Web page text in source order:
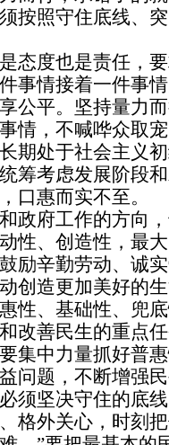
按照守住底线、
态度也是责任，
事情接着一件事
公平。坚持量力
情，不喊哗众取
期处于社会主义
筹考虑发展阶段
口惠而实不至。
政府工作的方向
性、创造性，最
励辛勤劳动、诚
创造更加美好的
性、基础性、兜
改善民生的重点
集中力量抓好普
问题，不断增强
须坚决守住的底
格外关心，时刻